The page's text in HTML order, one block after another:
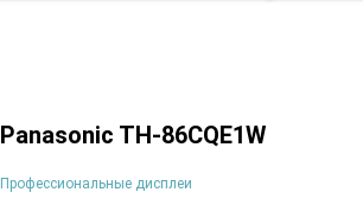
Panasonic TH-86CQE1W
Профессиональные дисплеи